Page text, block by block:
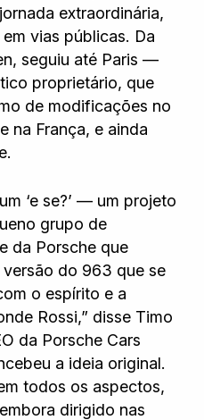
extraordinária,
vias públicas. Da
seguiu até Paris —
proprietário, que
de modificações no
na França, e ainda
‘e se?’ — um projeto
grupo de
da Porsche que
versão do 963 que se
o espírito e a
Rossi,” disse Timo
da Porsche Cars
a ideia original.
todos os aspectos,
dirigido nas